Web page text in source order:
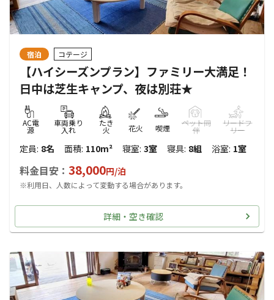
宿泊 コテージ
【ハイシーズンプラン】ファミリー大満足！
日中は芝生キャンプ、夜は別荘★
AC電
源
車両乗り
入れ
たき
火 花火 喫煙
ペット同
伴
リードフ
リー
定員: 8名 面積: 110m² 寝室: 3室 寝具: 8組 浴室: 1室
料金目安： 38,000円/泊
※利用日、人数によって変動する場合があります。
詳細・空き確認